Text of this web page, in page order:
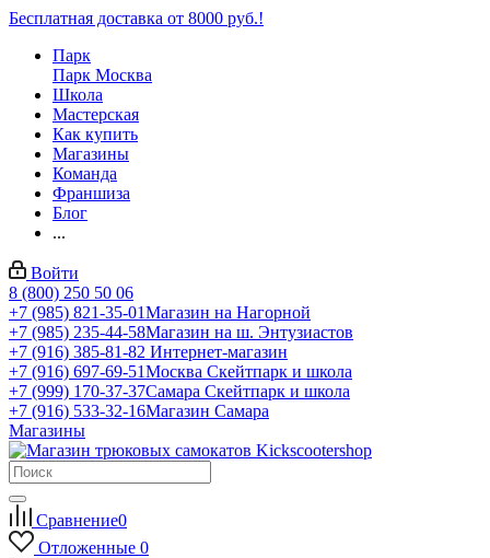
Бесплатная доставка от 8000 руб.!
Парк
Парк Москва
Школа
Мастерская
Как купить
Магазины
Команда
Франшиза
Блог
...
Войти
8 (800) 250 50 06
+7 (985) 821-35-01Магазин на Нагорной
+7 (985) 235-44-58Магазин на ш. Энтузиастов
+7 (916) 385-81-82 Интернет-магазин
+7 (916) 697-69-51Москва Скейтпарк и школа
+7 (999) 170-37-37Самара Скейтпарк и школа
+7 (916) 533-32-16Магазин Самара
Магазины
Сравнение0
Отложенные 0